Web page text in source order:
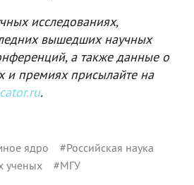
исследованиях,
вышедших научных
а также данные о
и премиях присылайте на
.
ядро #Российская наука
ученых #МГУ